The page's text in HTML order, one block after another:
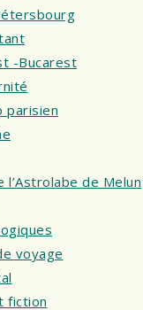
-Bucarest
parisien
de Melun
voyage
fiction